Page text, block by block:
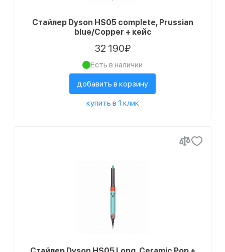
Стайлер Dyson HS05 complete, Prussian
blue/Copper + кейс
32 190₽
Есть в наличии
добавить в корзину
купить в 1 клик